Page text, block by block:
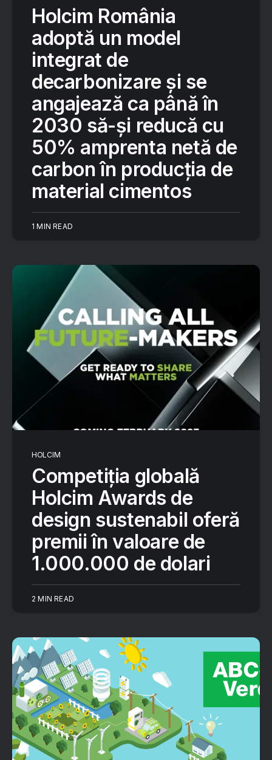
Holcim România
adoptă un model
integrat de
decarbonizare și se
angajează ca până în
2030 să-și reducă cu
50% amprenta netă de
carbon în producția de
material cimentos
1 MIN READ
HOLCIM
Competiția globală
Holcim Awards de
design sustenabil oferă
premii în valoare de
1.000.000 de dolari
2 MIN READ